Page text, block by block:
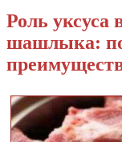
Роль уксуса
шашлыка: